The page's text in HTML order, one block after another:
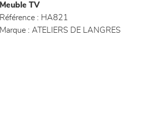
Meuble TV
Référence : HA821
Marque : ATELIERS DE LANGRES